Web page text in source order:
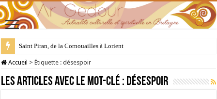
Saint Piran, de la Cornouailles à Lorient
28 juillet : Saint Samson de Dol, père de la Bretagne chrétienne
Accueil > Étiquette :désespoir
Les articles avec le mot-clé : désespoir